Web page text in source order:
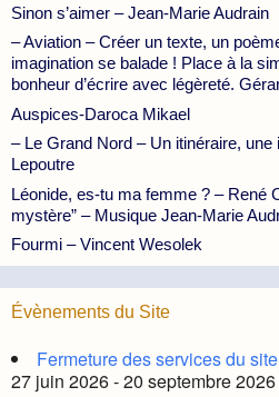
Sinon s’aimer – Jean-Marie Audrain
– Aviation – Créer un texte, un
imagination se balade ! Place à la
bonheur d’écrire avec légèreté.
Auspices-Daroca Mikael
– Le Grand Nord – Un itinéraire,
Lepoutre
Léonide, es-tu ma femme ? – René
mystère” – Musique Jean-Marie
Fourmi – Vincent Wesolek
Évènements du Site
Fermeture des services du site
27 juin 2026 - 20 septembre 2026